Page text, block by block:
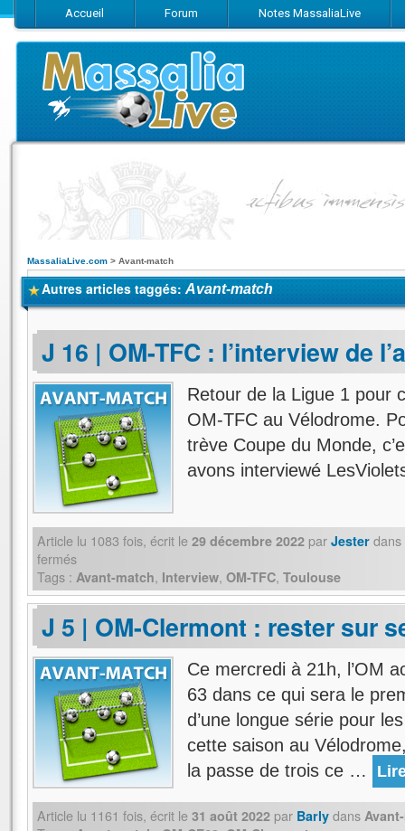
Accueil Forum Notes MassaliaLive
Suivez-nous sur Facebook
Suivez-nous sur Twitter
Abonnez-
MassaliaLive.com > Avant-match
Autres articles taggés:Avant-match
J 16 | OM-TFC : l’interview de
Retour de la Ligue 1 pour
OM-TFC au Vélodrome.
trève Coupe du Monde,
avons interviewé
Article lu 1083 fois, écrit le 29 décembre 2022 par Jester dans
fermés
Tags : Avant-match, Interview, OM-TFC, Toulouse
J 5 | OM-Clermont : rester sur
Ce mercredi à 21h, l’OM
63 dans ce qui sera le
d’une longue série pour
cette saison au
la passe de trois ce …
Article lu 1161 fois, écrit le 31 août 2022 par Barly dans